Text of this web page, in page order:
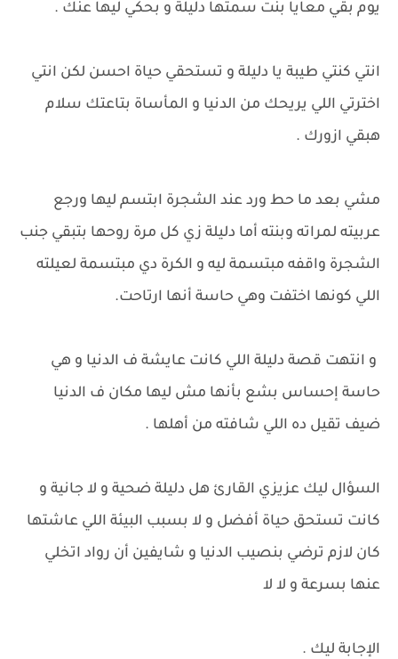
يوم بقي معايا بنت سمتها دليلة و بحكي ليها عنك .
انتي كنتي طيبة يا دليلة و تستحقي حياة احسن لكن انتي
اخترتي اللي يريحك من الدنيا و المأساة بتاعتك سلام
هبقي ازورك .
مشي بعد ما حط ورد عند الشجرة ابتسم ليها ورجع
عربيته لمراته وبنته أما دليلة زي كل مرة روحها بتبقي جنب
الشجرة واقفه مبتسمة ليه و الكرة دي مبتسمة لعيلته
اللي كونها اختفت وهي حاسة أنها ارتاحت.
و انتهت قصة دليلة اللي كانت عايشة ف الدنيا و هي
حاسة إحساس بشع بأنها مش ليها مكان ف الدنيا
ضيف تقيل ده اللي شافته من أهلها .
السؤال ليك عزيزي القارئ هل دليلة ضحية و لا جانية و
كانت تستحق حياة أفضل و لا بسبب البيئة اللي عاشتها
كان لازم ترضي بنصيب الدنيا و شايفين أن رواد اتخلي
عنها بسرعة و لا لا
الإجابة ليك .